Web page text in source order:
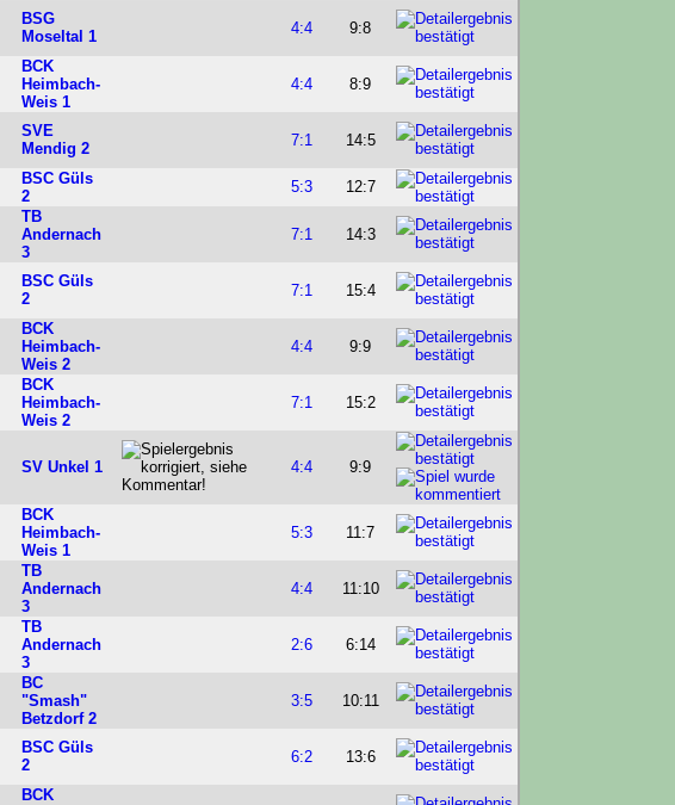
BSG
Moseltal 1
4:4 9:8
BCK
Heimbach-
Weis 1
4:4 8:9
SVE
Mendig 2
7:1 14:5
BSC Güls
2
5:3 12:7
TB
Andernach
3
7:1 14:3
BSC Güls
2
7:1 15:4
BCK
Heimbach-
Weis 2
4:4 9:9
BCK
Heimbach-
Weis 2
7:1 15:2
SV Unkel 1 4:4 9:9
BCK
Heimbach-
Weis 1
5:3 11:7
TB
Andernach
3
4:4 11:10
TB
Andernach
3
2:6 6:14
BC
"Smash"
Betzdorf 2
3:5 10:11
BSC Güls
2
6:2 13:6
BCK